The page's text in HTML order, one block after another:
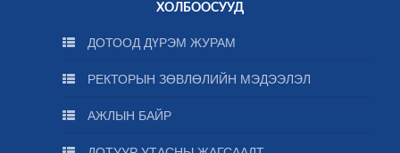
ХОЛБООСУУД
ДОТООД ДҮРЭМ ЖУРАМ
РЕКТОРЫН ЗӨВЛӨЛИЙН МЭДЭЭЛЭЛ
АЖЛЫН БАЙР